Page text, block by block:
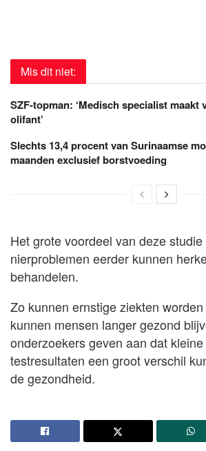
Mis dit niet:
SZF-topman: ‘Medisch specialist maakt
olifant’
Slechts 13,4 procent van Surinaamse
maanden exclusief borstvoeding
Het grote voordeel van deze
nierproblemen eerder kunnen
behandelen.
Zo kunnen ernstige ziekten
kunnen mensen langer gezond
onderzoekers geven aan dat
testresultaten een groot verschil
de gezondheid.